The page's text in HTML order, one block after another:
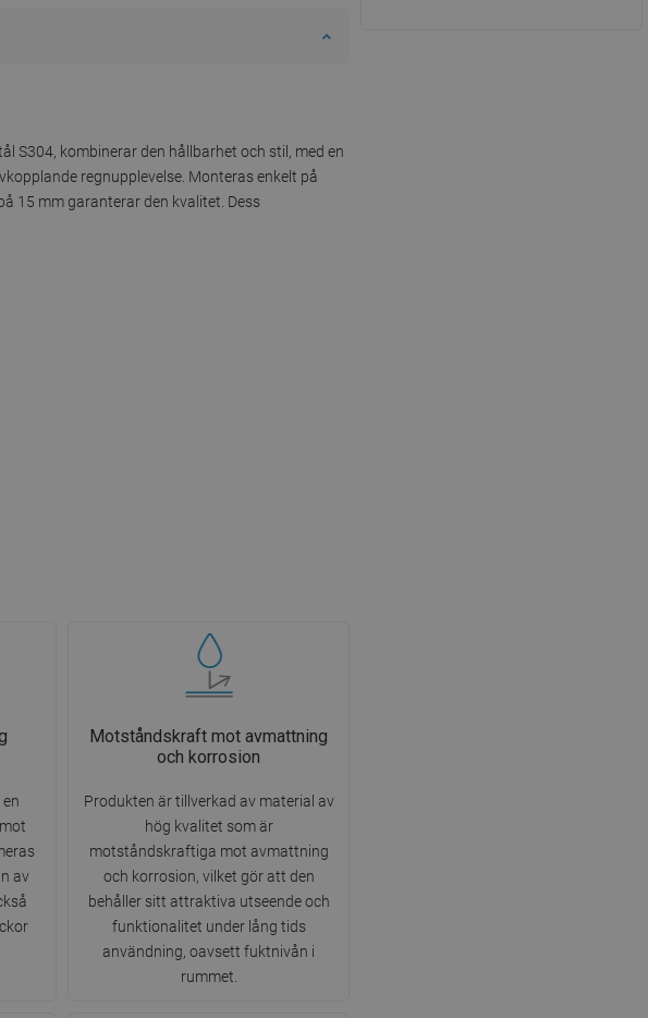
S304, kombinerar den hållbarhet och stil, med en
regnupplevelse. Monteras enkelt på
15 mm garanterar den kvalitet. Dess
av
Motståndskraft mot avmattning
och korrosion
Produkten är tillverkad av material av
hög kvalitet som är
motståndskraftiga mot avmattning
och korrosion, vilket gör att den
behåller sitt attraktiva utseende och
funktionalitet under lång tids
användning, oavsett fuktnivån i
rummet.